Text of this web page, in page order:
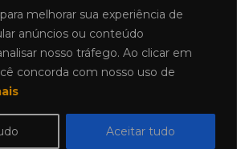
melhorar sua experiência de
anúncios ou conteúdo
nosso tráfego. Ao clicar em
concorda com nosso uso de
Aceitar tudo
direitos reservados 2024.
by
Candid Themes.